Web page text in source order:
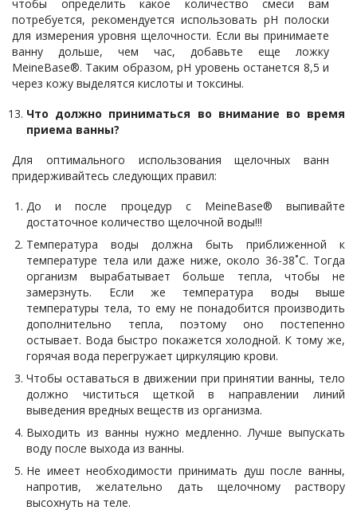
чтобы определить какое количество смеси вам
потребуется, рекомендуется использовать pH полоски
для измерения уровня щелочности. Если вы принимаете
ванну дольше, чем час, добавьте еще ложку
MeineBase®. Таким образом, pH уровень останется 8,5 и
через кожу выделятся кислоты и токсины.
Что должно приниматься во внимание во время
приема ванны?
Для оптимального использования щелочных ванн
придерживайтесь следующих правил:
До и после процедур с MeineBase® выпивайте
достаточное количество щелочной воды!!!
Температура воды должна быть приближенной к
температуре тела или даже ниже, около 36-38˚С. Тогда
организм вырабатывает больше тепла, чтобы не
замерзнуть. Если же температура воды выше
температуры тела, то ему не понадобится производить
дополнительно тепла, поэтому оно постепенно
остывает. Вода быстро покажется холодной. К тому же,
горячая вода перегружает циркуляцию крови.
Чтобы оставаться в движении при принятии ванны, тело
должно чиститься щеткой в направлении линий
выведения вредных веществ из организма.
Выходить из ванны нужно медленно. Лучше выпускать
воду после выхода из ванны.
Не имеет необходимости принимать душ после ванны,
напротив, желательно дать щелочному раствору
высохнуть на теле.